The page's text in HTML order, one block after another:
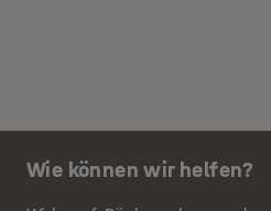
Wie können wir helfen?